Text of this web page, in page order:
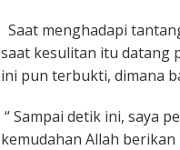
Saat menghadapi
saat kesulitan itu datang
ini pun terbukti, dimana
“ Sampai detik ini, saya
kemudahan Allah berikan